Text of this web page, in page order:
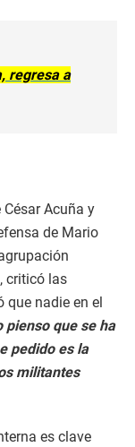
regresa a
César Acuña y
de Mario
criticó las
que nadie en el
pienso que se ha
pedido es la
militantes
es clave